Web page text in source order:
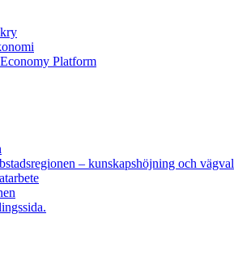
Platform
– kunskapshöjning och vägval